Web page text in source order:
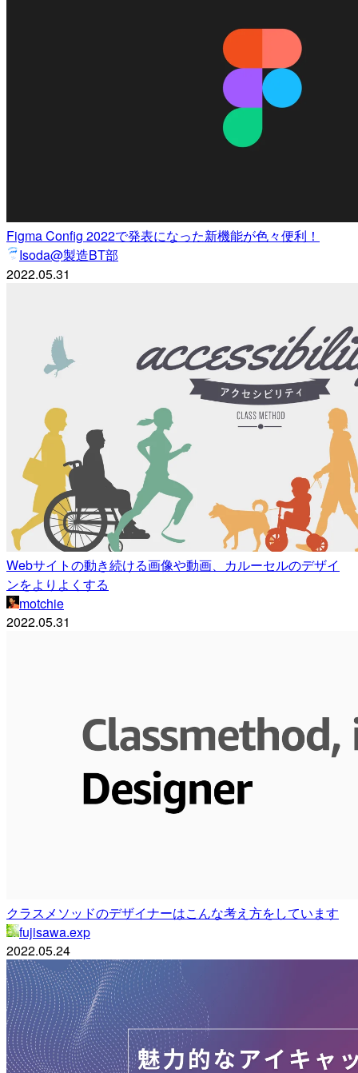
Figma Config 2022で発表になった新機能が色々便利！
Isoda@製造BT部
2022.05.31
Webサイトの動き続ける画像や動画、カルーセルのデザイ
ンをよりよくする
motchie
2022.05.31
クラスメソッドのデザイナーはこんな考え方をしています
fujisawa.exp
2022.05.24